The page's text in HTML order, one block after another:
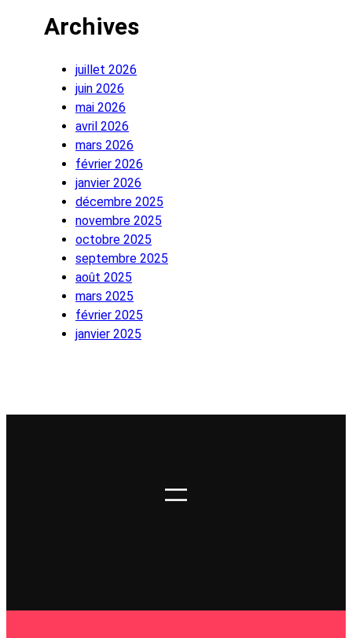
Archives
juillet 2026
juin 2026
mai 2026
avril 2026
mars 2026
février 2026
janvier 2026
décembre 2025
novembre 2025
octobre 2025
septembre 2025
août 2025
mars 2025
février 2025
janvier 2025